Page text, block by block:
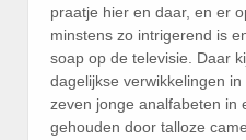
praatje hier en daar, en er
minstens zo intrigerend is
soap op de televisie. Daar
dagelijkse verwikkelingen
zeven jonge analfabeten in
gehouden door talloze